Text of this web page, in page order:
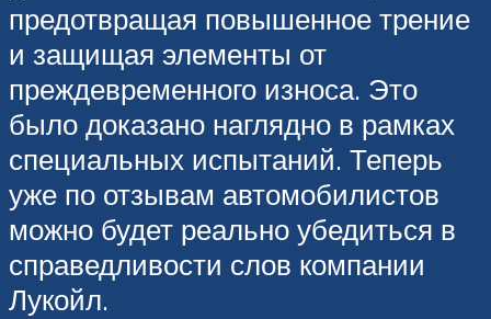
предотвращая повышенное трение
и защищая элементы от
преждевременного износа. Это
было доказано наглядно в рамках
специальных испытаний. Теперь
уже по отзывам автомобилистов
можно будет реально убедиться в
справедливости слов компании
Лукойл.